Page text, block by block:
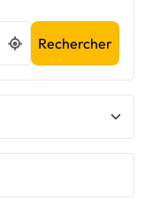
Rechercher